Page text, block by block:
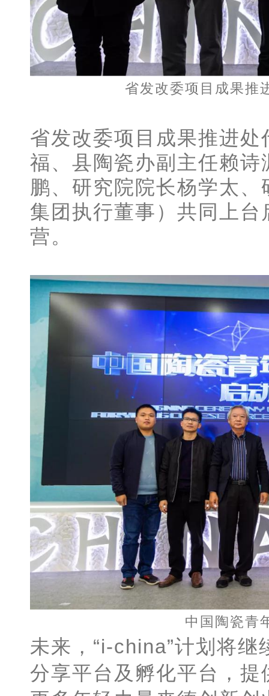
省发改委项目成果推
省发改委项目成果推进
福、县陶瓷办副主任赖
鹏、研究院院长杨学太
集团执行董事）共同上
营。
中国陶瓷青
未来，“i-china”计划将
分享平台及孵化平台，